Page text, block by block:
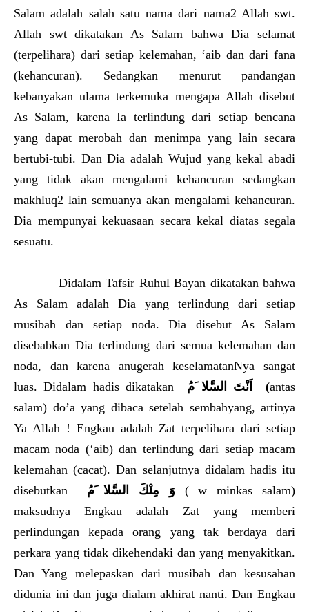
Salam adalah salah satu nama dari nama2 Allah swt.
Allah swt dikatakan As Salam bahwa Dia selamat
(terpelihara) dari setiap kelemahan, ‘aib dan dari fana
(kehancuran). Sedangkan menurut pandangan
kebanyakan ulama terkemuka mengapa Allah disebut
As Salam, karena Ia terlindung dari setiap bencana
yang dapat merobah dan menimpa yang lain secara
bertubi-tubi. Dan Dia adalah Wujud yang kekal abadi
yang tidak akan mengalami kehancuran sedangkan
makhluq2 lain semuanya akan mengalami kehancuran.
Dia mempunyai kekuasaan secara kekal diatas segala
sesuatu.
Didalam Tafsir Ruhul Bayan dikatakan bahwa
As Salam adalah Dia yang terlindung dari setiap
musibah dan setiap noda. Dia disebut As Salam
disebabkan Dia terlindung dari semua kelemahan dan
noda, dan karena anugerah keselamatanNya sangat
luas. Didalam hadis dikatakan اَنْتَ السَّلا َمُ (antas
salam) do’a yang dibaca setelah sembahyang, artinya
Ya Allah ! Engkau adalah Zat terpelihara dari setiap
macam noda (‘aib) dan terlindung dari setiap macam
kelemahan (cacat). Dan selanjutnya didalam hadis itu
disebutkan وَ مِنْكَ السَّلا َمُ ( w minkas salam)
maksudnya Engkau adalah Zat yang memberi
perlindungan kepada orang yang tak berdaya dari
perkara yang tidak dikehendaki dan yang menyakitkan.
Dan Yang melepaskan dari musibah dan kesusahan
didunia ini dan juga dialam akhirat nanti. Dan Engkau